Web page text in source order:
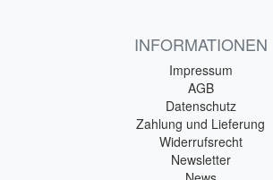
INFORMATIONEN
Impressum
AGB
Datenschutz
Zahlung und Lieferung
Widerrufsrecht
Newsletter